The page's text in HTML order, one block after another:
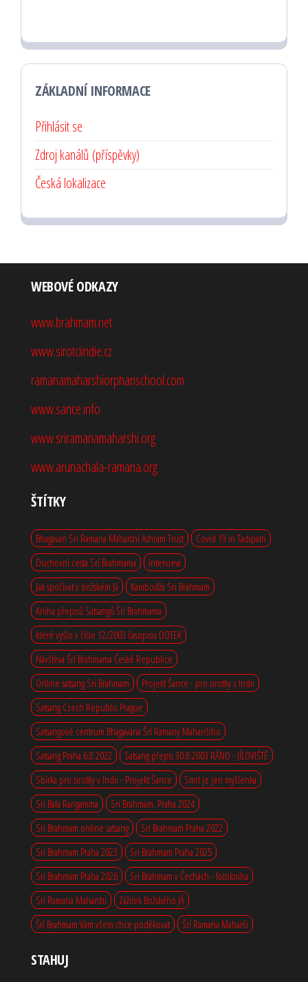
ZÁKLADNÍ INFORMACE
Přihlásit se
Zdroj kanálů (příspěvky)
Česká lokalizace
WEBOVÉ ODKAZY
www.brahmam.net
www.sirotciindie.cz
ramanamaharshiorphanschool.com
www.sance.info
www.sriramanamaharshi.org
www.arunachala-ramana.org
ŠTÍTKY
Bhagavan Sri Ramana Maharshi Ashram Trust
Covid 19 in Tadipatri
Duchovní cesta Srí Brahmama
Interview
Jak spočívat v božském Já
Kambodža Sri Brahmam
Kniha přepisů Satsangů Šrí Brahmama
které vyšlo v čísle 12/2003 časopisu DOTEK
Návštěva Šrí Brahmama České Republice
Online satsang Sri Brahmam
Projekt Šance - pro sirotky v Indii
Satsang Czech Republic Prague
Satsangové centrum Bhagavána Šrí Ramany Maharišiho
Satsang Praha 6.8.2022
Satsang přepis 30.8.2003 RÁNO - JÍLOVIŠTĚ
Sbírka pro sirotky v Indii - Projekt Šance
Smrt je jen myšlenka
Sri Bala Rangamma
Sri Brahmam. Praha 2024
Sri Brahmam online satsang
Sri Brahmam Praha 2022
Sri Brahmam Praha 2023
Sri Brahmam Praha 2025
Sri Brahmam Praha 2026
Sri Brahmam v Čechách - fotokniha
Sri Ramana Maharshi
Zážitek Božského JÁ
Šrí Brahmam Vám všem chce poděkovat
Šrí Ramana Maharši
STAHUJ